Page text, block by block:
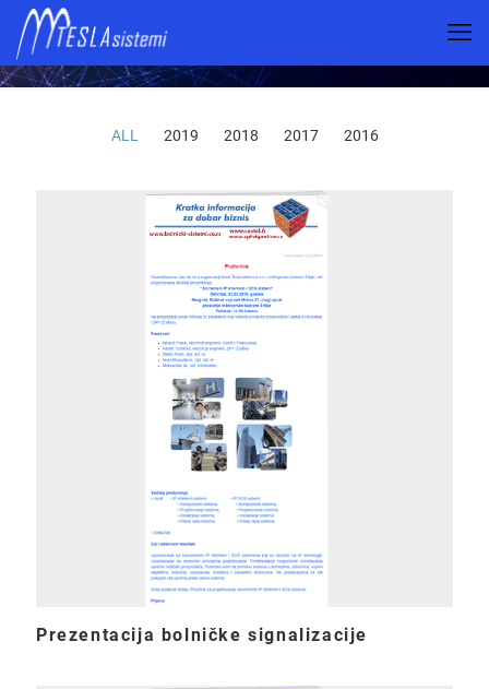
ALL 2019 2018 2017 2016
Prezentacija bolničke signalizacije